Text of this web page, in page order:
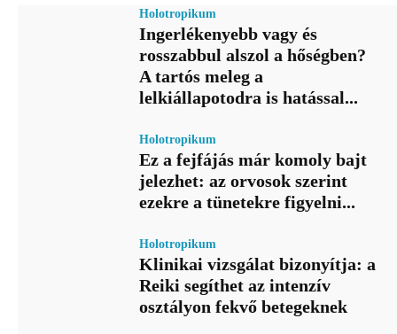
Holotropikum
Ingerlékenyebb vagy és
rosszabbul alszol a hőségben?
A tartós meleg a
lelkiállapotodra is hatással...
Holotropikum
Ez a fejfájás már komoly bajt
jelezhet: az orvosok szerint
ezekre a tünetekre figyelni...
Holotropikum
Klinikai vizsgálat bizonyítja: a
Reiki segíthet az intenzív
osztályon fekvő betegeknek